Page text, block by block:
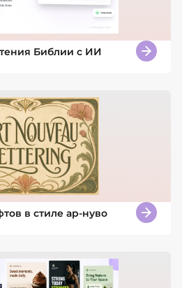
Библии с ИИ
в стиле ар-нуво